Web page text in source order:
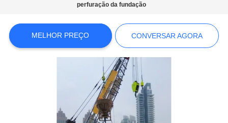
MAPA
POLÍTICA
perfuração da fundação
MELHOR PREÇO CONVERSAR AGORA